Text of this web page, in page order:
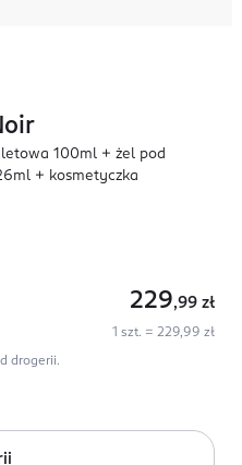
100ml + żel pod
+ kosmetyczka
229,99 zł
1 szt. = 229,99 zł
drogerii.